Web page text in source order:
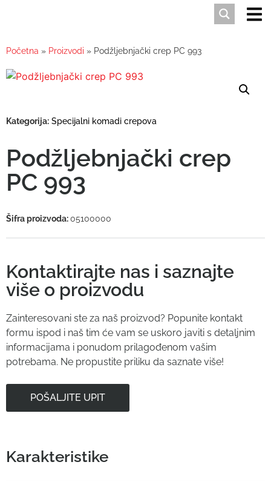
Početna » Proizvodi » Podžljebnjački crep PC 993
Kategorija: Specijalni komadi crepova
Podžljebnjački crep
PC 993
Šifra proizvoda:05100000
Kontaktirajte nas i saznajte
više o proizvodu
Zainteresovani ste za naš proizvod? Popunite kontakt
formu ispod i naš tim će vam se uskoro javiti s detaljnim
informacijama i ponudom prilagođenom vašim
potrebama. Ne propustite priliku da saznate više!
POŠALJITE UPIT
Karakteristike